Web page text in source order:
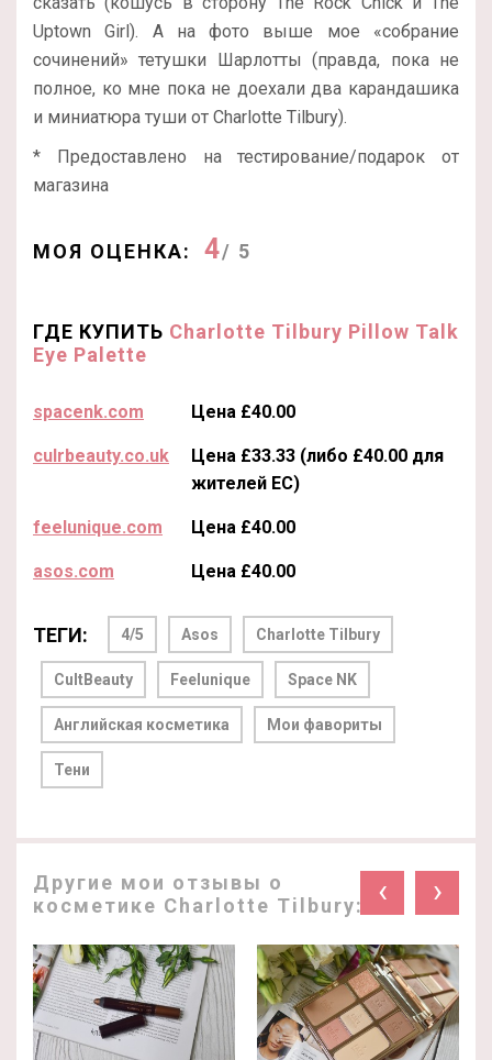
Uptown Girl). А на фото выше мое «собрание
сочинений» тетушки Шарлотты (правда, пока не
полное, ко мне пока не доехали два карандашика
и миниатюра туши от Charlotte Tilbury).
* Предоставлено на тестирование/подарок от
магазина
МОЯ ОЦЕНКА: 4/ 5
ГДЕ КУПИТЬ Charlotte Tilbury Pillow Talk
Eye Palette
spacenk.com Цена £40.00
culrbeauty.co.uk
Цена £33.33 (либо £40.00 для
жителей ЕС)
feelunique.com Цена £40.00
asos.com Цена £40.00
ТЕГИ: 4/5 Asos Charlotte Tilbury
CultBeauty Feelunique Space NK
Английская косметика Мои фавориты
Тени
Другие мои отзывы о
косметике Charlotte Tilbury:
‹ ›